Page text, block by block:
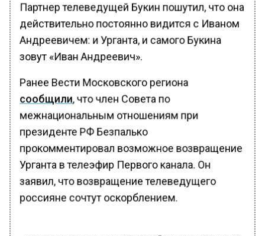
Партнер телеведущей Букин пошутил, что она
действительно постоянно видится с Иваном
Андреевичем: и Урганта, и самого Букина
зовут «Иван Андреевич».
Ранее Вести Московского региона
сообщили, что член Совета по
межнациональным отношениям при
президенте РФ Безпалько
прокомментировал возможное возвращение
Урганта в телеэфир Первого канала. Он
заявил, что возвращение телеведущего
россияне сочтут оскорблением.